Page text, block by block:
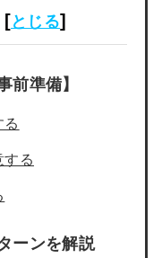
[とじる]
前準備】
る
する
ーンを解説